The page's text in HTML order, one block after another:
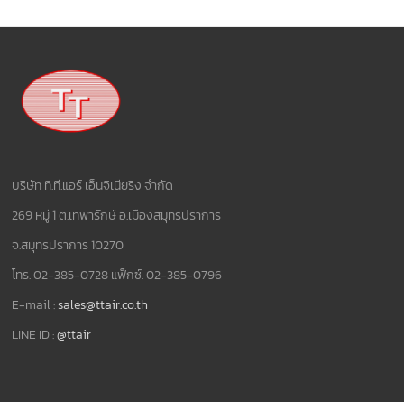
บริษัท ที.ที.แอร์ เอ็นจิเนียริ่ง จำกัด
269 หมู่ 1 ต.เทพารักษ์ อ.เมืองสมุทรปราการ
จ.สมุทรปราการ 10270
โทร. 02-385-0728 แฟ็กซ์. 02-385-0796
E-mail :sales@ttair.co.th
LINE ID :@ttair